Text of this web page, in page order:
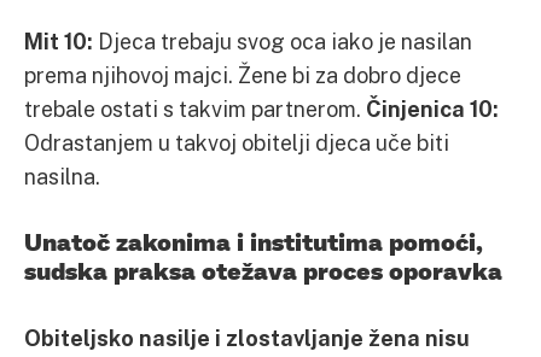
Mit 10: Djeca trebaju svog oca iako je nasilan
prema njihovoj majci. Žene bi za dobro djece
trebale ostati s takvim partnerom. Činjenica 10:
Odrastanjem u takvoj obitelji djeca uče biti
nasilna.
Unatoč zakonima i institutima pomoći,
sudska praksa otežava proces oporavka
Obiteljsko nasilje i zlostavljanje žena nisu